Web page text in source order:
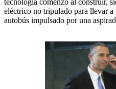
tecnología comenzó al construir,
eléctrico no tripulado para llevar a
autobús impulsado por una